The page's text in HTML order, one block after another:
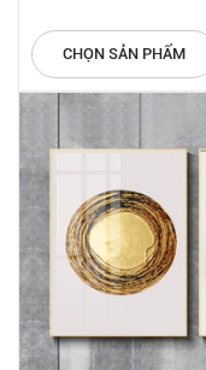
CHỌN SẢN PHẨM